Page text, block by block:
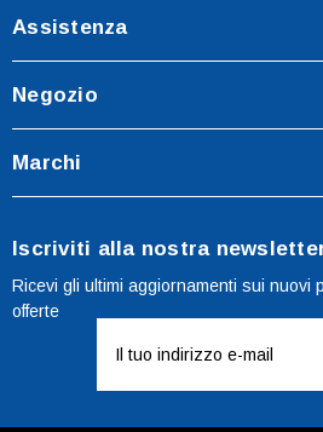
Assistenza
Negozio
Marchi
Iscriviti alla nostra
Ricevi gli ultimi aggiornamenti sui nuovi
offerte
mail